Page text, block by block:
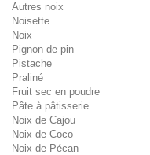
Autres noix
Noisette
Noix
Pignon de pin
Pistache
Praliné
Fruit sec en poudre
Pâte à pâtisserie
Noix de Cajou
Noix de Coco
Noix de Pécan